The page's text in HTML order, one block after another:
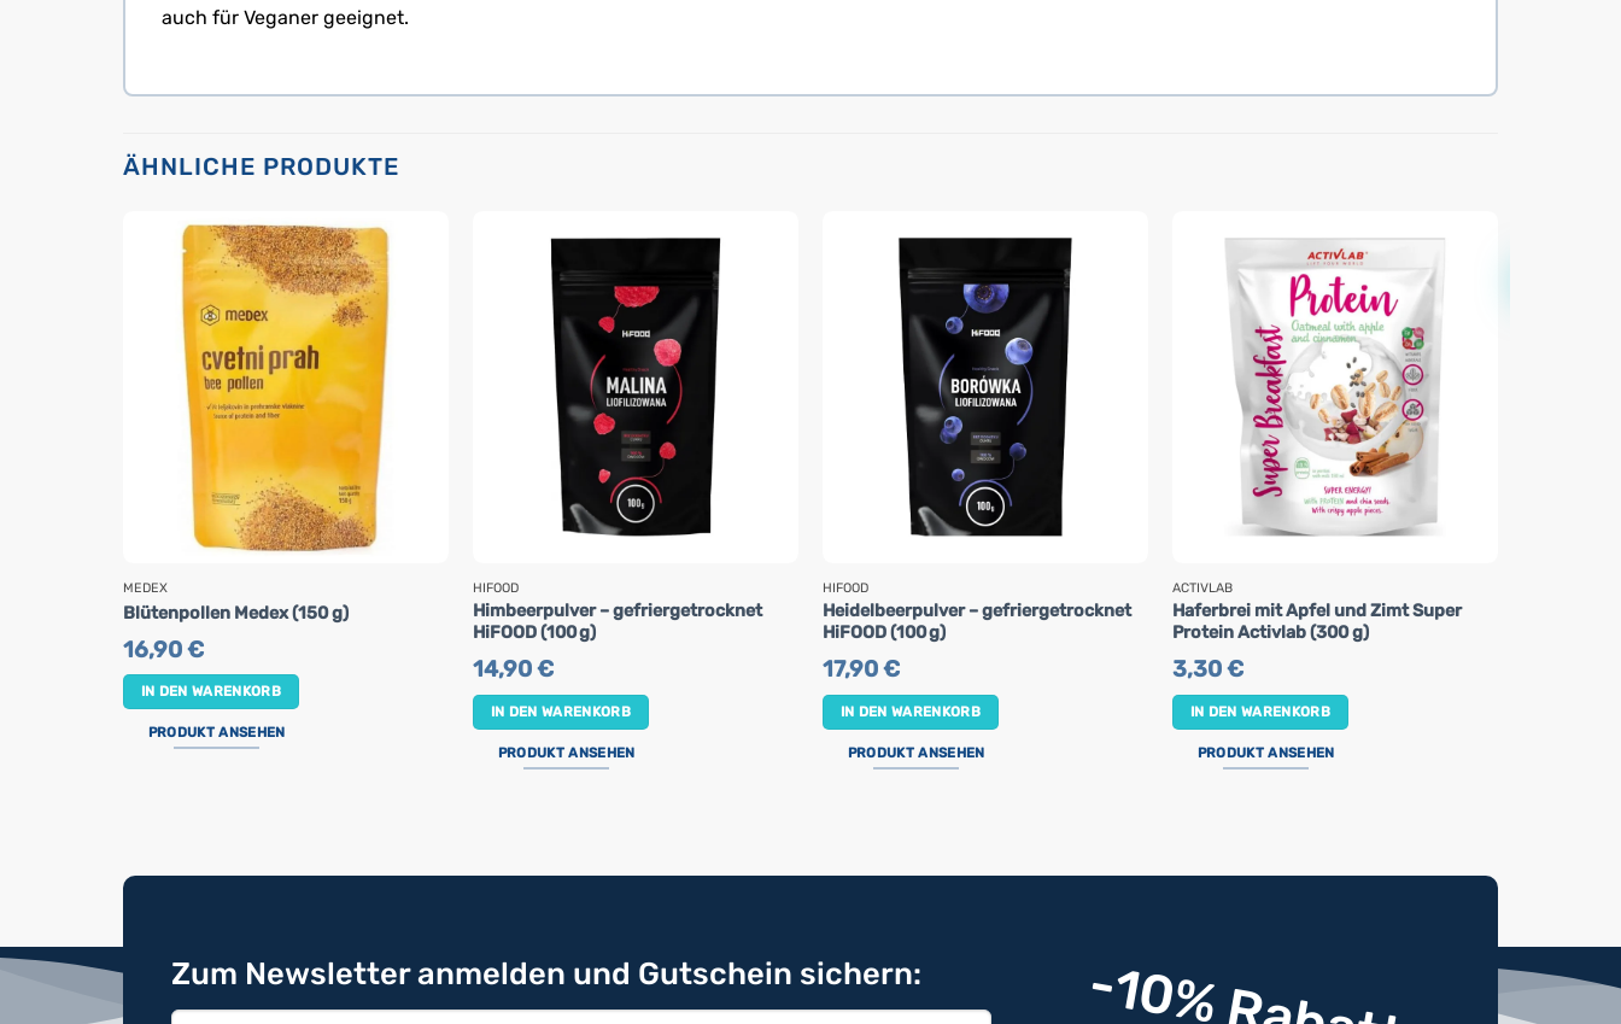
auch für Veganer geeignet.
ÄHNLICHE PRODUKTE
MEDEX
Blütenpollen Medex (150 g)
16,90€
IN DEN WARENKORB
PRODUKT ANSEHEN
HIFOOD
Himbeerpulver – gefriergetrocknet
HiFOOD (100 g)
14,90€
IN DEN WARENKORB
PRODUKT ANSEHEN
HIFOOD
Heidelbeerpulver – gefriergetrocknet
HiFOOD (100 g)
17,90€
IN DEN WARENKORB
PRODUKT ANSEHEN
ACTIVLAB
Haferbrei mit Apfel und Zimt Super
Protein Activlab (300 g)
3,30€
IN DEN WARENKORB
PRODUKT ANSEHEN
Zum Newsletter anmelden und Gutschein sichern: